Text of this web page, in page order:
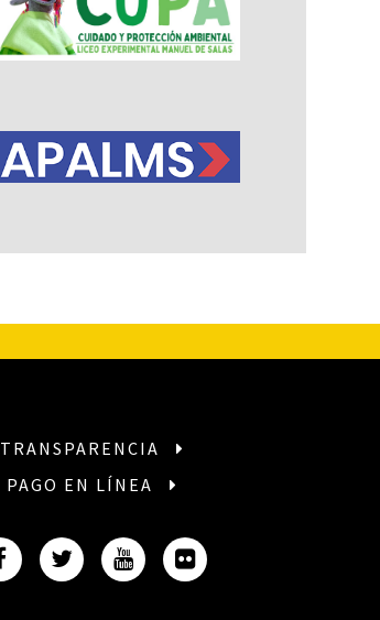
TRANSPARENCIA
PAGO EN LÍNEA